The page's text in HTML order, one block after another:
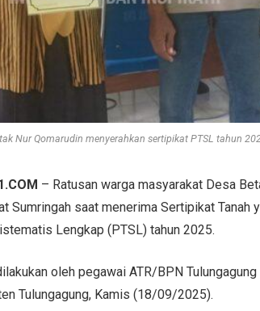
Nur Qomarudin menyerahkan sertipikat PTSL tahun
– Ratusan warga masyarakat Desa
Sumringah saat menerima Sertipikat Tanah
Lengkap (PTSL) tahun 2025.
oleh pegawai ATR/BPN
Tulungagung, Kamis (18/09/2025).